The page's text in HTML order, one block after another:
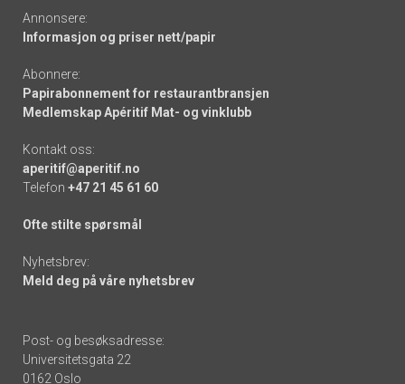
Annonsere:
Informasjon og priser nett/papir
Abonnere:
Papirabonnement for restaurantbransjen
Medlemskap Apéritif Mat- og vinklubb
Kontakt oss:
aperitif@aperitif.no
Telefon +47 21 45 61 60
Ofte stilte spørsmål
Nyhetsbrev:
Meld deg på våre nyhetsbrev
Post- og besøksadresse:
Universitetsgata 22
0162 Oslo